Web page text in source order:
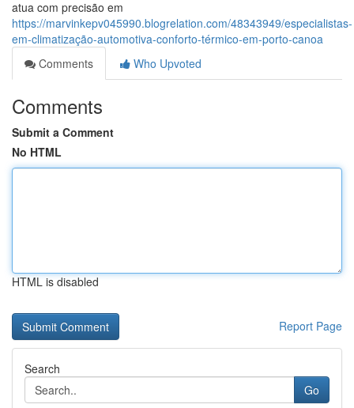
atua com precisão em
https://marvinkepv045990.blogrelation.com/48343949/especialistas-
em-climatização-automotiva-conforto-térmico-em-porto-canoa
Comments
Who Upvoted
Comments
Submit a Comment
No HTML
HTML is disabled
Report Page
Search
Go